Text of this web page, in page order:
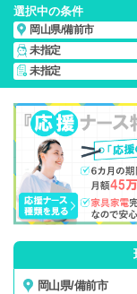
選択中の条件
岡山県/備前市
未指定
未指定
岡山県/備前市/正社
人・派遣・転職・募
岡山県/備前市